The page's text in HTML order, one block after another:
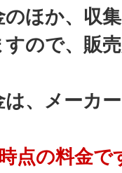
のほか、収
ので、販
は、メーカ
点の料金で